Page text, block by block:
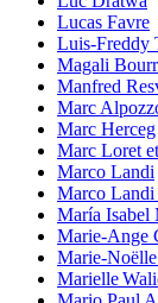
Lucas Favre
Luis-Freddy
Magali
Manfred
Marc
Marc Herceg
Marc Loret
Marco Landi
Marco Landi
María Isabel
Marie-Ange
Marie-
Marielle